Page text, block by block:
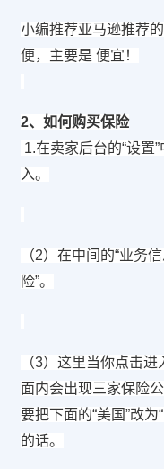
小编推荐亚马逊推荐
便，主要是 便宜！
2、如何购买保险
1.在卖家后台的“设置
入。
（2）在中间的“业务
险”。
（3）这里当你点击
面内会出现三家保险
要把下面的“美国”改
的话。